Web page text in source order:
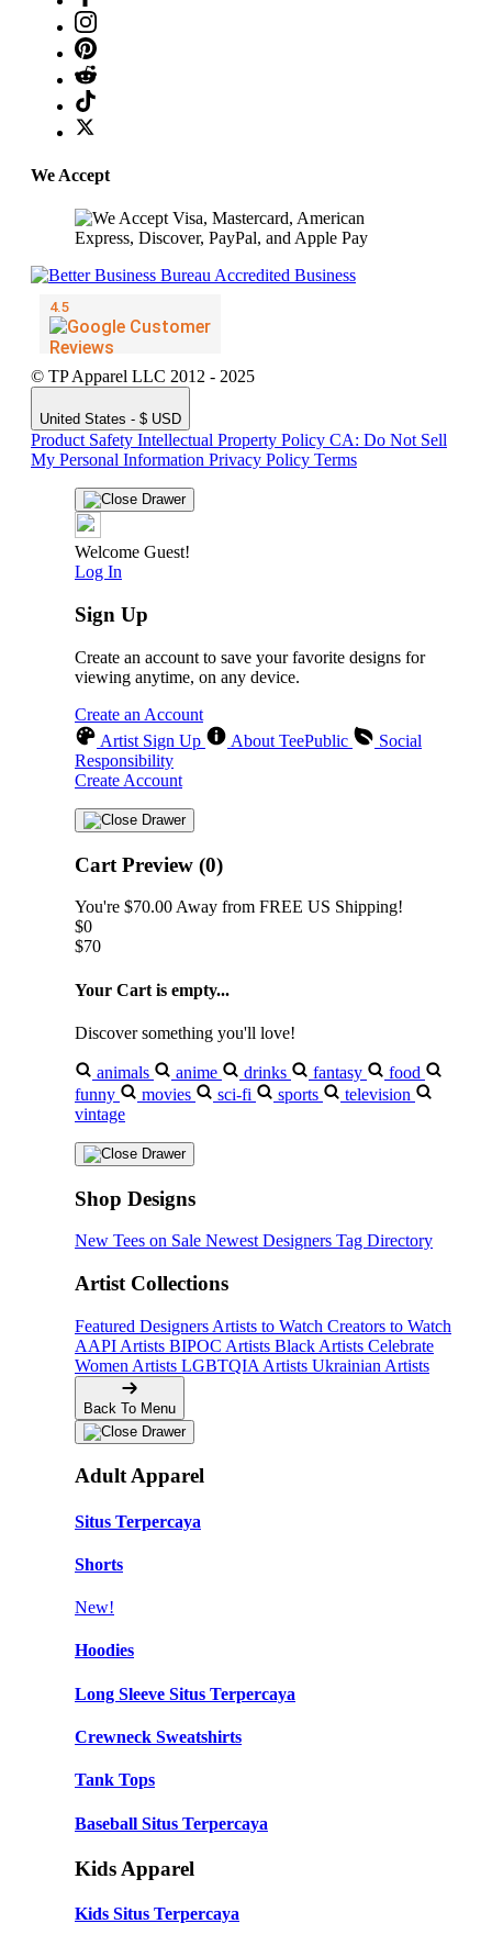
We Accept
© TP Apparel LLC 2012 - 2025
United States - $ USD
Product Safety Intellectual Property Policy CA: Do Not Sell
My Personal Information Privacy Policy Terms
Welcome Guest!
Log In
Sign Up
Create an account to save your favorite designs for
viewing anytime, on any device.
Create an Account
Artist Sign Up
About TeePublic
Social
Responsibility
Create Account
Cart Preview (0)
You're $70.00 Away from FREE US Shipping!
$0
$70
Your Cart is empty...
Discover something you'll love!
animals anime drinks fantasy
food
funny
movies sci-fi sports
television
vintage
Shop Designs
New Tees on Sale Newest Designers Tag Directory
Artist Collections
Featured Designers Artists to Watch Creators to Watch
AAPI Artists BIPOC Artists Black Artists Celebrate
Women Artists LGBTQIA Artists Ukrainian Artists
Back To Menu
Adult Apparel
Situs Terpercaya
Shorts
New!
Hoodies
Long Sleeve Situs Terpercaya
Crewneck Sweatshirts
Tank Tops
Baseball Situs Terpercaya
Kids Apparel
Kids Situs Terpercaya